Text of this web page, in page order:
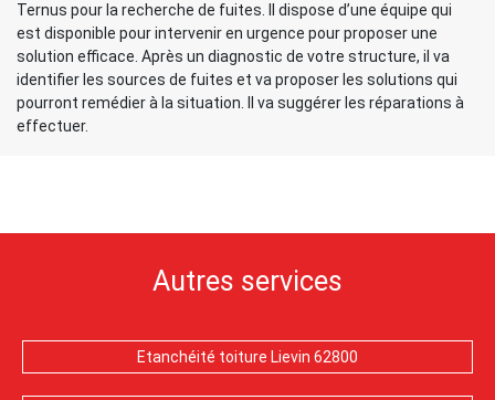
Ternus pour la recherche de fuites. Il dispose d’une équipe qui
est disponible pour intervenir en urgence pour proposer une
solution efficace. Après un diagnostic de votre structure, il va
identifier les sources de fuites et va proposer les solutions qui
pourront remédier à la situation. Il va suggérer les réparations à
effectuer.
Autres services
Etanchéité toiture Lievin 62800